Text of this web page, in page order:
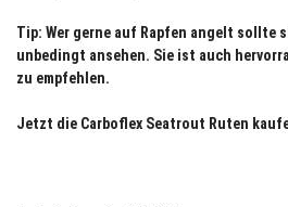
Tip: Wer gerne auf Rapfen angelt sollte
unbedingt ansehen. Sie ist auch
zu empfehlen.
Jetzt die Carboflex Seatrout Ruten